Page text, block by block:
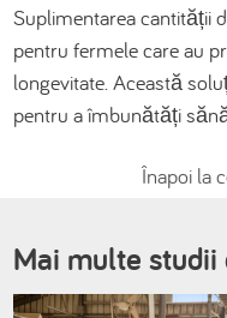
Suplimentarea cantității
pentru fermele care au
longevitate. Această
pentru a îmbunătăți
Înapoi la
Mai multe studii